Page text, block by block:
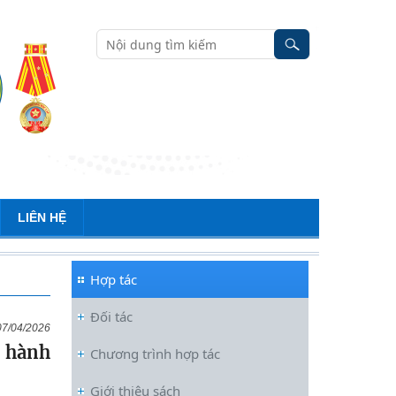
LIÊN HỆ
04/2026
hành
Hợp tác
Đối tác
Chương trình hợp tác
Giới thiệu sách
Đối thoại ICWA – VASS lần thứ 6: